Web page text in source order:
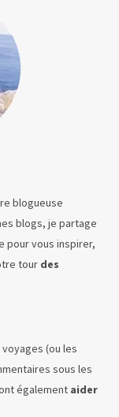
blogueuse
blogs, je partage
pour vous inspirer,
tour des
(ou les
sous les
également aider